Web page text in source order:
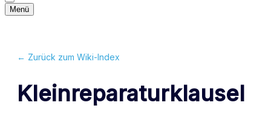
Navigationsmenü
Menü
Navigationsmenü
← Zurück zum Wiki-Index
Kleinreparaturklausel